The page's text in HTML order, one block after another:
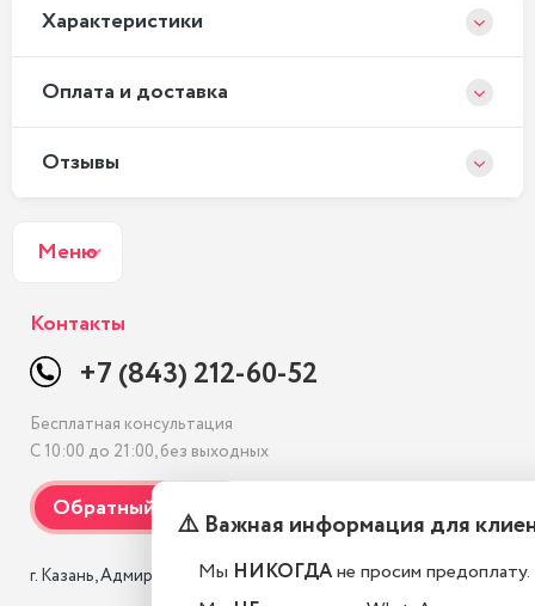
Xарактеристики
Оплата и доставка
Отзывы
Меню
Контакты
+7 (843) 212-60-52
Бесплатная консультация
С 10:00 до 21:00, без выходных
г. Казань, Адмиралтейская, 3 к1
⚠️ Важная информация для
Мы НИКОГДАне просим предоплату.